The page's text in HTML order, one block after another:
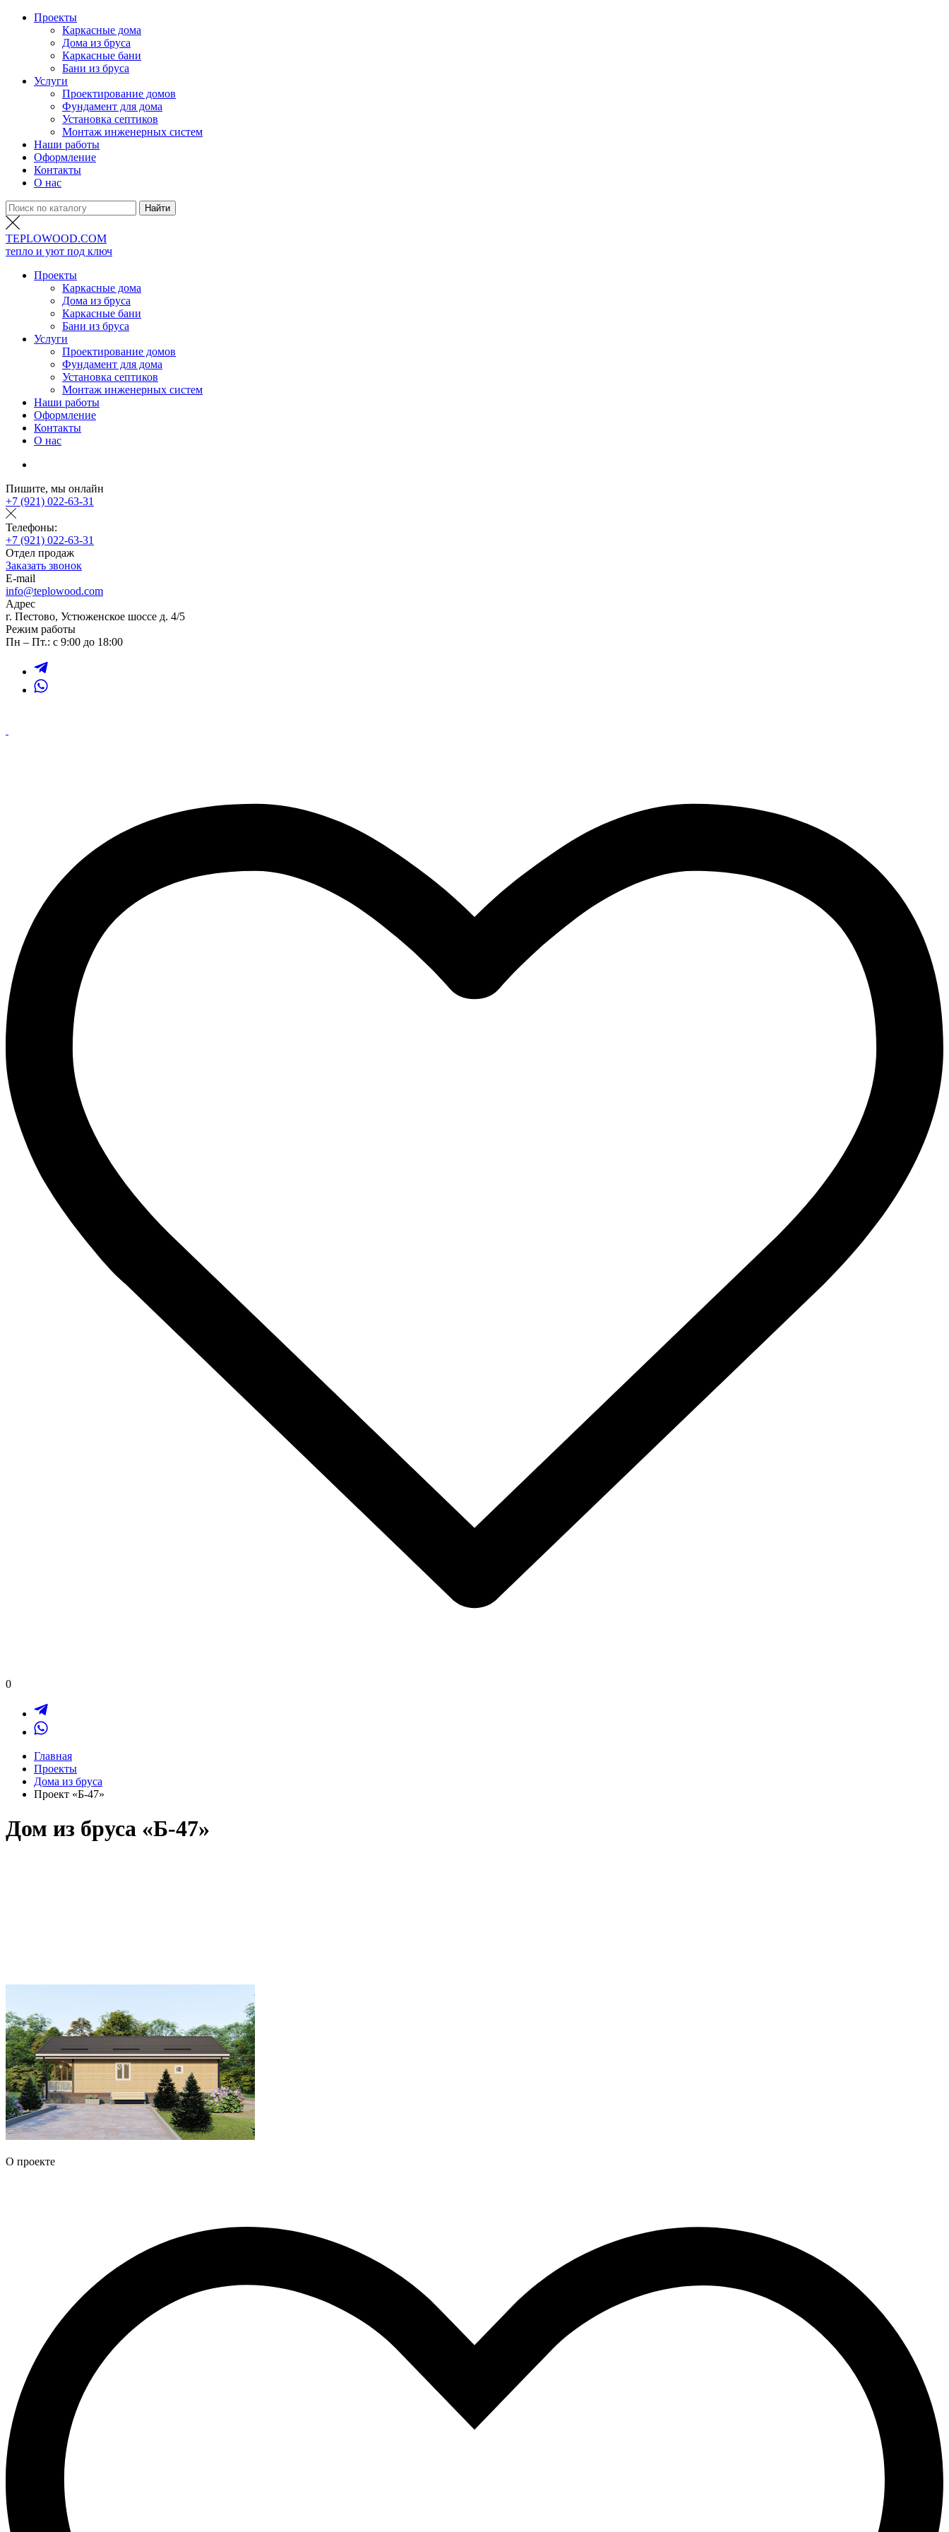
Проекты
Каркасные дома
Дома из бруса
Каркасные бани
Бани из бруса
Услуги
Проектирование домов
Фундамент для дома
Установка септиков
Монтаж инженерных систем
Наши работы
Оформление
Контакты
О нас
TEPLOWOOD.COM
тепло и уют под ключ
Проекты
Каркасные дома
Дома из бруса
Каркасные бани
Бани из бруса
Услуги
Проектирование домов
Фундамент для дома
Установка септиков
Монтаж инженерных систем
Наши работы
Оформление
Контакты
О нас
Пишите, мы онлайн
+7 (921) 022-63-31
Телефоны:
+7 (921) 022-63-31
Отдел продаж
Заказать звонок
E-mail
info@teplowood.com
Адрес
г. Пестово, Устюженское шоссе д. 4/5
Режим работы
Пн – Пт.: с 9:00 до 18:00
0
Главная
Проекты
Дома из бруса
Проект «Б-47»
Дом из бруса «Б-47»
О проекте